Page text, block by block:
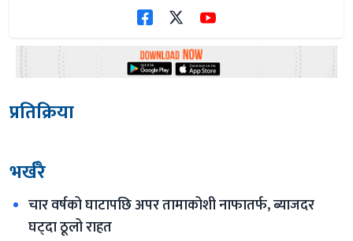
प्रतिक्रिया
भर्खरै
चार वर्षको घाटापछि अपर तामाकोशी नाफातर्फ, ब्याजदर
घट्दा ठूलो राहत